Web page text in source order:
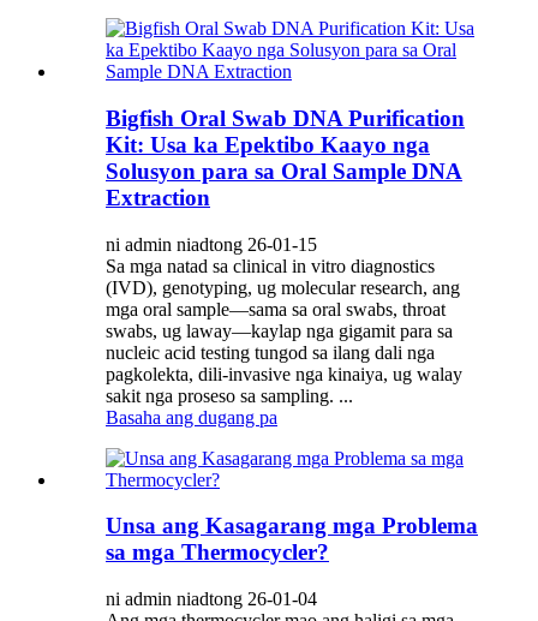
Bigfish Oral Swab DNA Purification
Kit: Usa ka Epektibo Kaayo nga
Solusyon para sa Oral Sample DNA
Extraction
ni admin niadtong 26-01-15
Sa mga natad sa clinical in vitro diagnostics
(IVD), genotyping, ug molecular research, ang
mga oral sample—sama sa oral swabs, throat
swabs, ug laway—kaylap nga gigamit para sa
nucleic acid testing tungod sa ilang dali nga
pagkolekta, dili-invasive nga kinaiya, ug walay
sakit nga proseso sa sampling. ...
Basaha ang dugang pa
Unsa ang Kasagarang mga Problema
sa mga Thermocycler?
ni admin niadtong 26-01-04